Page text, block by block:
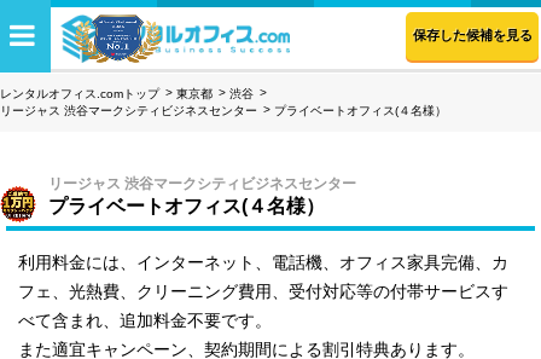
保存した候補を見る
レンタルオフィス.comトップ 東京都
渋谷
リージャス 渋谷マークシティビジネスセンター
プライベートオフィス(４名様）
リージャス 渋谷マークシティビジネスセンター
プライベートオフィス(４名様）
利用料金には、インターネット、電話機、オフィス家具完備、カ
フェ、光熱費、クリーニング費用、受付対応等の付帯サービスす
べて含まれ、追加料金不要です。
また適宜キャンペーン、契約期間による割引特典あります。